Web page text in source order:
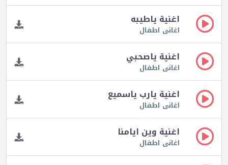
اغنية ياطيبه
اغانى اطفال
اغنية ياصحبي
اغانى اطفال
اغنية يارب ياسميع
اغانى اطفال
اغنية وين ايامنا
اغانى اطفال